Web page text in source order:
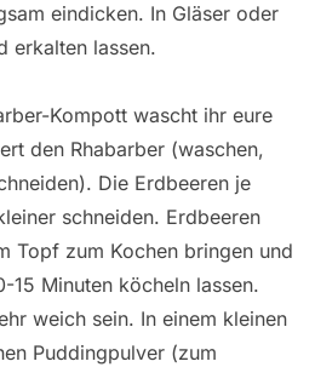
eindicken. In Gläser oder
erkalten lassen.
Kompott wascht ihr eure
den Rhabarber (waschen,
Die Erdbeeren je
schneiden. Erdbeeren
Topf zum Kochen bringen und
15 Minuten köcheln lassen.
weich sein. In einem kleinen
Puddingpulver (zum